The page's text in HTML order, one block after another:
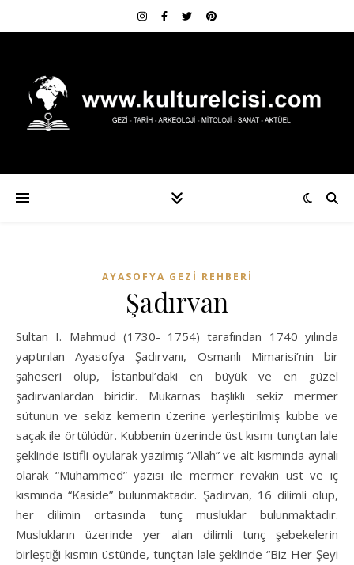
AYASOFYA GEZI REHBERI
Şadırvan
Sultan I. Mahmud (1730- 1754) tarafından 1740 yılında
yaptırılan Ayasofya Şadırvanı, Osmanlı Mimarisi’nin bir
şaheseri olup, İstanbul’daki en büyük ve en güzel
şadırvanlardan biridir. Mukarnas başlıklı sekiz mermer
sütunun ve sekiz kemerin üzerine yerleştirilmiş kubbe ve
saçak ile örtülüdür. Kubbenin üzerinde üst kısmı tunçtan lale
şeklinde istifli oyularak yazılmış “Allah” ve alt kısmında aynalı
olarak “Muhammed” yazısı ile mermer revakın üst ve iç
kısmında “Kaside” bulunmaktadır. Şadırvan, 16 dilimli olup,
her dilimin ortasında tunç musluklar bulunmaktadır.
Muslukların üzerinde yer alan dilimli tunç şebekelerin
birleştiği kısmın üstünde, tunçtan lale şeklinde “Biz Her Şeyi